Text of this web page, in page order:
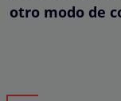
otro modo de